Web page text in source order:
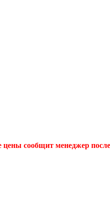
сообщит менеджер